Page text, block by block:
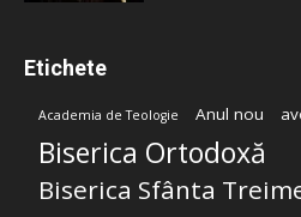
Etichete
Academia de Teologie Anul nou
Biserica Ortodoxă
Biserica Sfânta